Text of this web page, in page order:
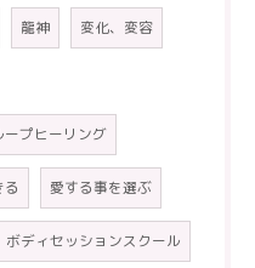
龍神 変化、変容
プヒーリング
愛する事を選ぶ
ボディセッションスクール